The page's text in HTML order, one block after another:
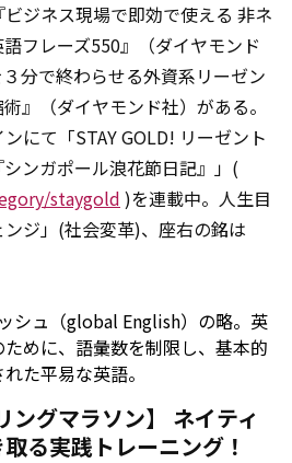
ジネス現場で即効で使える 非ネ
フレーズ550』（ダイヤモンド
分で終わらせる外資系リーゼン
』（ダイヤモンド社）がある。
にて「STAY GOLD! リーゼント
ンガポール浪花節日記』」(
staygold )を連載中。人生目
ジ」(社会変革)、座右の銘は
シュ（global English）の略。英
めに、語彙数を制限し、基本的
た平易な英語。
ングマラソン】 ネイティ
る実践トレーニング！